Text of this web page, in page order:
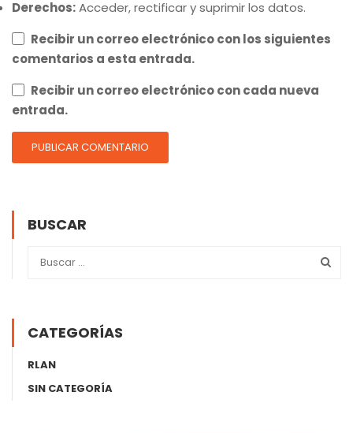
Derechos:Acceder, rectificar y suprimir los datos.
Recibir un correo electrónico con los siguientes
comentarios a esta entrada.
Recibir un correo electrónico con cada nueva
entrada.
BUSCAR
CATEGORÍAS
RLAN
SIN CATEGORÍA